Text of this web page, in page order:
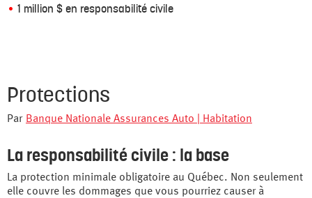
1 million $ en responsabilité civile
Protections
Par Banque Nationale Assurances Auto | Habitation
La responsabilité civile : la base
La protection minimale obligatoire au Québec. Non seulement
elle couvre les dommages que vous pourriez causer à